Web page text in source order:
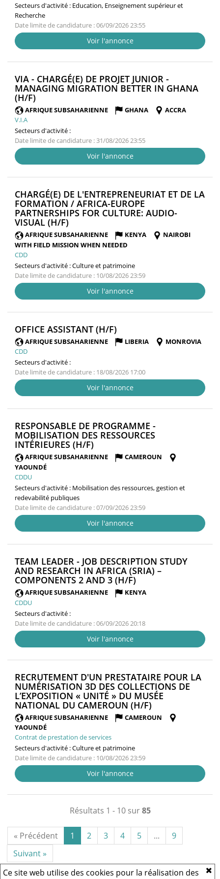
Ce site web utilise des cookies pour la réalisation des
Secteurs d'activité : Education, Enseignement supérieur et
Recherche
Date limite de candidature : 06/09/2026 23:55
Voir l'annonce
VIA - CHARGÉ(E) DE PROJET JUNIOR -
MANAGING MIGRATION BETTER IN GHANA
(H/F)
FENÊTRE)
AFRIQUE SUBSAHARIENNE GHANA
ACCRA
V.I.A
Secteurs d'activité :
Date limite de candidature : 31/08/2026 23:55
Voir l'annonce
CHARGÉ(E) DE L'ENTREPRENEURIAT ET DE LA
FORMATION / AFRICA-EUROPE
PARTNERSHIPS FOR CULTURE: AUDIO-
VISUAL (H/F)
FENÊTRE)
AFRIQUE SUBSAHARIENNE KENYA
NAIROBI
WITH FIELD MISSION WHEN NEEDED
CDD
Secteurs d'activité :Culture et patrimoine
Date limite de candidature : 10/08/2026 23:59
Voir l'annonce
OFFICE ASSISTANT (H/F)
FENÊTRE)
AFRIQUE SUBSAHARIENNE LIBERIA
MONROVIA
CDD
Secteurs d'activité :
Date limite de candidature : 18/08/2026 17:00
Voir l'annonce
RESPONSABLE DE PROGRAMME -
MOBILISATION DES RESSOURCES
INTÉRIEURES (H/F)
FENÊTRE)
AFRIQUE SUBSAHARIENNE
CAMEROUN
YAOUNDÉ
CDDU
Secteurs d'activité : Mobilisation des ressources, gestion et
redevabilité publiques
Date limite de candidature : 07/09/2026 23:59
Voir l'annonce
TEAM LEADER - JOB DESCRIPTION STUDY
AND RESEARCH IN AFRICA (SRIA) –
COMPONENTS 2 AND 3 (H/F) (NOUVELLE
FENÊTRE)
AFRIQUE SUBSAHARIENNE
KENYA
CDDU
Secteurs d'activité :
Date limite de candidature : 06/09/2026 20:18
Voir l'annonce
RECRUTEMENT D'UN PRESTATAIRE POUR LA
NUMÉRISATION 3D DES COLLECTIONS DE
L’EXPOSITION « UNITÉ » DU MUSÉE
NATIONAL DU CAMEROUN (H/F)
FENÊTRE)
AFRIQUE SUBSAHARIENNE
CAMEROUN
YAOUNDÉ
Contrat de prestation de services
Secteurs d'activité :Culture et patrimoine
Date limite de candidature : 10/08/2026 23:59
Voir l'annonce
Résultats 1 - 10 sur85
« Précédent 1 2 3 4 5 ...
9
Suivant »